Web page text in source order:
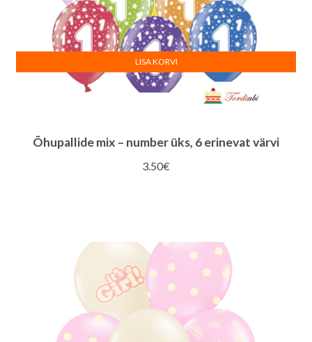
Õhupallide mix – number üks, 6 erinevat värvi
3.50€
LISA KORVI